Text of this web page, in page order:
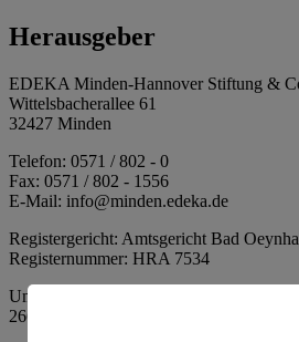
Herausgeber
EDEKA Minden-Hannover Stiftung &
Wittelsbacherallee 61
32427 Minden
Telefon: 0571 / 802 - 0
Fax: 0571 / 802 - 1556
E-Mail: info@minden.edeka.de
Registergericht: Amtsgericht Bad
Registernummer: HRA 7534
Umsatzsteuer-Identifikationsnummer
266067317